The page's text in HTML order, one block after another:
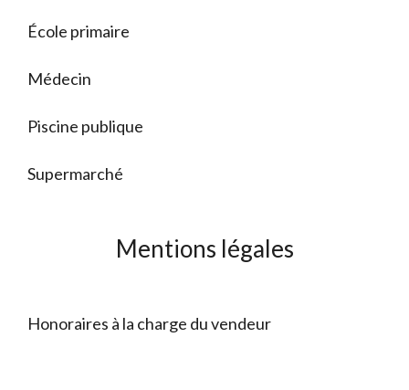
École primaire
Médecin
Piscine publique
Supermarché
Mentions légales
Honoraires à la charge du vendeur